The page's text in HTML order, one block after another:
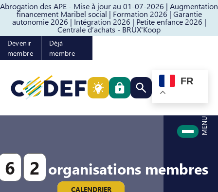
Abrogation des APE - Mise à jour au 01-07-2026 | Augmentation
financement Maribel social | Formation 2026 | Garantie
autonomie 2026 | Intégration 2026 | Petite enfance 2026 |
Centrale d’achats - BRUX'Koop
Passer au contenuPasser au pied de page
Devenir
membre
Déjà
membre
Rechercher quelque
FR
MENU
6 2 organisations membres
CALENDRIER